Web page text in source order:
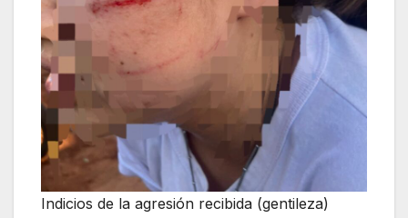
Indicios de la agresión recibida (gentileza)